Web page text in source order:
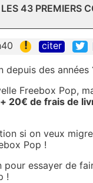
43 PREMIERS
! citer
depuis des années
Freebox Pop,
20€ de frais de
si on veux
Pop !
pour essayer de
!